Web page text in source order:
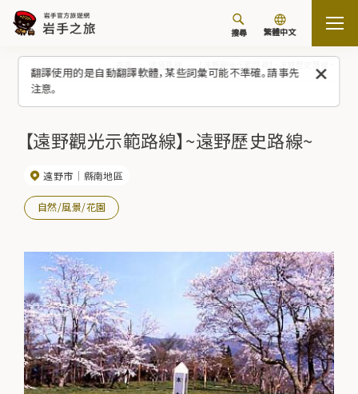
翻譯使用的是自動翻譯軟體，某些詞彙可能不準確。請事先
注意。
搜尋 繁體中文
【遠野觀光示範路線】~遠野歷史路線~
遠野市 縣南地區
自然/風景/花園